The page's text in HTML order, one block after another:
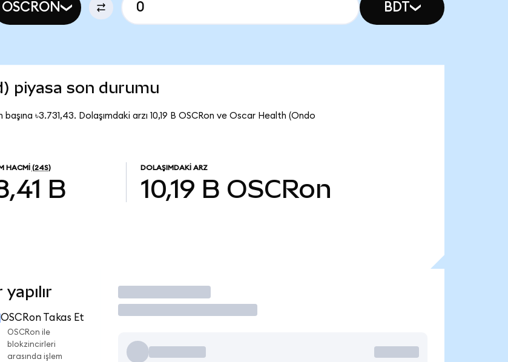
OSCRON BDT
piyasa son durumu
৳3.731,43. Dolaşımdaki arzı 10,19 B OSCRon ve Oscar Health (Ondo
HACMI (24S)
B
DOLAŞIMDAKI ARZ
10,19 B OSCRon
OSCRon Takas Et
OSCRon ile
blokzincirleri
arasında işlem
İşlem Yap